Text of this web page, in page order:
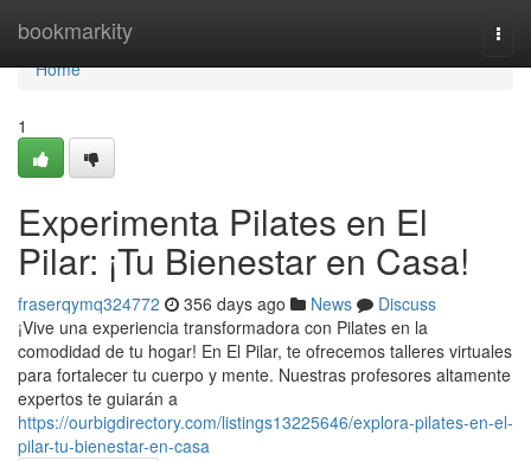
bookmarkity
Home
Home
1
Experimenta Pilates en El
Pilar: ¡Tu Bienestar en Casa!
fraserqymq324772 356 days ago News
Discuss
¡Vive una experiencia transformadora con Pilates en la
comodidad de tu hogar! En El Pilar, te ofrecemos talleres virtuales
para fortalecer tu cuerpo y mente. Nuestras profesores altamente
expertos te guiarán a
https://ourbigdirectory.com/listings13225646/explora-pilates-en-el-
pilar-tu-bienestar-en-casa